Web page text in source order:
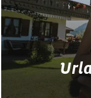
Landhof in